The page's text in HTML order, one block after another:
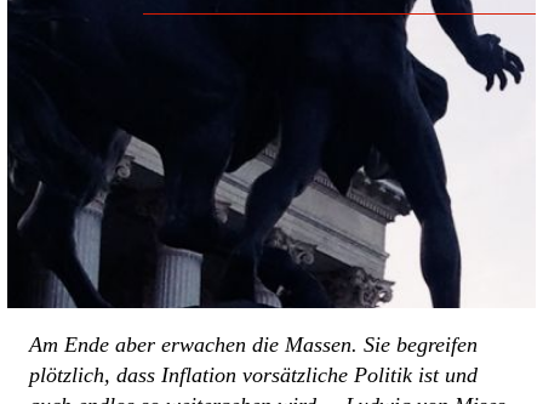
Am Ende aber erwachen die Massen. Sie begreifen
plötzlich, dass Inflation vorsätzliche Politik ist und